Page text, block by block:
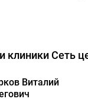
клиники Сеть
Виталий